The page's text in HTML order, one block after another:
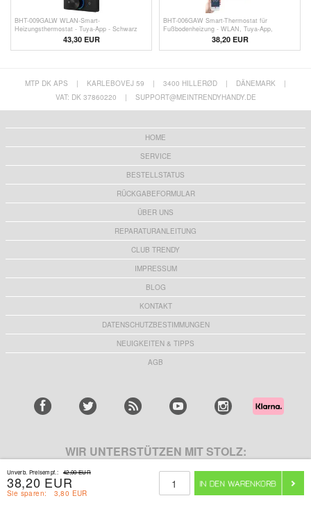
BHT-009GALW WLAN-Smart-
Heizungsthermostat - Tuya-App - Schwarz
43,30EUR
BHT-006GAW Smart-Thermostat für
Fußbodenheizung - WLAN, Tuya-App,
Sprachsteuerung - Weiß
38,20EUR
Unverb. Preisempf.: 42,00 EUR
38,20 EUR
Sie sparen: 3,80 EUR
MTP DK APS | KARLEBOVEJ 59 | 3400 HILLERØD | DÄNEMARK
|
VAT: DK 37860220
| SUPPORT@MEINTRENDYHANDY.DE
HOME
SERVICE
BESTELLSTATUS
RÜCKGABEFORMULAR
ÜBER UNS
REPARATURANLEITUNG
CLUB TRENDY
IMPRESSUM
BLOG
KONTAKT
DATENSCHUTZBESTIMMUNGEN
NEUIGKEITEN & TIPPS
AGB
WIR UNTERSTÜTZEN MIT STOLZ: